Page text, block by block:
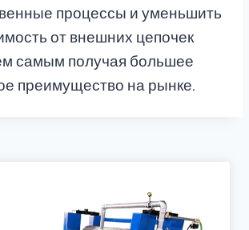
процессы и уменьшить
от внешних цепочек
самым получая большее
преимущество на рынке.